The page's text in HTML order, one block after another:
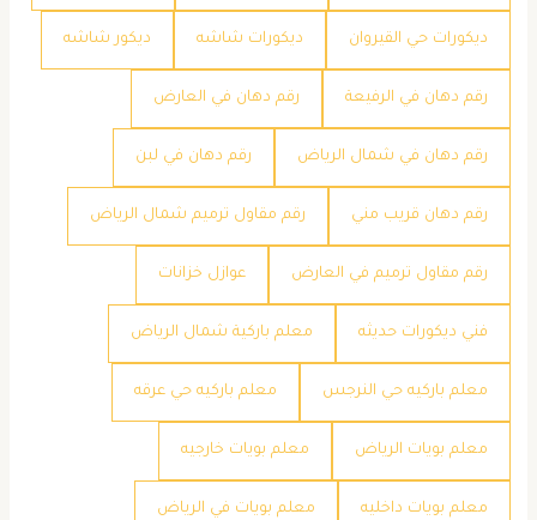
ديكورات حي القيروان ديكورات شاشه ديكور شاشه
رقم دهان في الرفيعة رقم دهان في العارض
رقم دهان في شمال الرياض رقم دهان في لبن
رقم دهان قريب مني رقم مقاول ترميم شمال الرياض
رقم مقاول ترميم في العارض عوازل خزانات
فني ديكورات حديثه معلم باركية شمال الرياض
معلم باركيه حي النرجس معلم باركيه حي عرقه
معلم بويات الرياض معلم بويات خارجيه
معلم بويات داخليه معلم بويات في الرياض